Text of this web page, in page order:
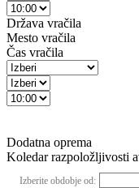
Država vračila
Mesto vračila
Čas vračila
Dodatna oprema
Koledar razpoložljivosti
Izberite obdobje od: